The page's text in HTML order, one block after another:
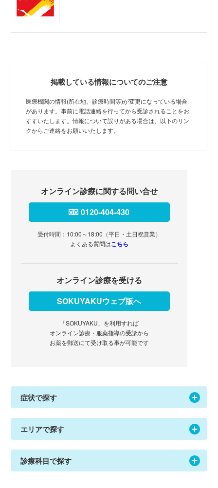
掲載している情報についてのご注意
医療機関の情報(所在地、診療時間等)が変更になっている場合
があります。事前に電話連絡を行ってから受診されることをお
すすいたします。情報について誤りがある場合は、以下のリン
クからご連絡をお願いいたします。
オンライン診療に関する問い合せ
0120-404-430
受付時間：10:00～18:00（平日・土日祝営業）
よくある質問はこちら
オンライン診療を受ける
SOKUYAKUウェブ版へ
「SOKUYAKU」を利用すれば
オンライン診療・服薬指導の受診から
お薬を郵送にて受け取る事が可能です
症状で探す
エリアで探す
診療科目で探す